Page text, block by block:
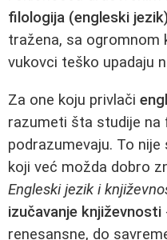
filologija (engleski
tražena, sa ogromnom
vukovci teško upadaju
Za one koju privlači
razumeti šta studije
podrazumevaju. To
koji već možda dobro
Engleski jezik i
izučavanje književnosti
renesansne, do